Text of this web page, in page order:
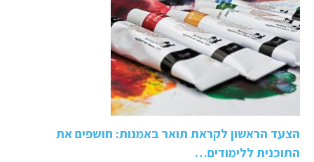
הצעד הראשון לקראת תואר באמנות: חושפים את
התוכנית ללימודים…